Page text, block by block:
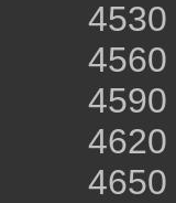
4530
4560
4590
4620
4650